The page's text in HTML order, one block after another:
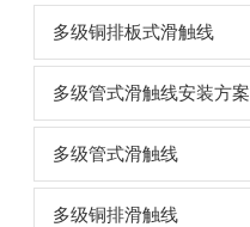
多级铜排板式滑触线
多级管式滑触线安装方案
多级管式滑触线
多级铜排滑触线